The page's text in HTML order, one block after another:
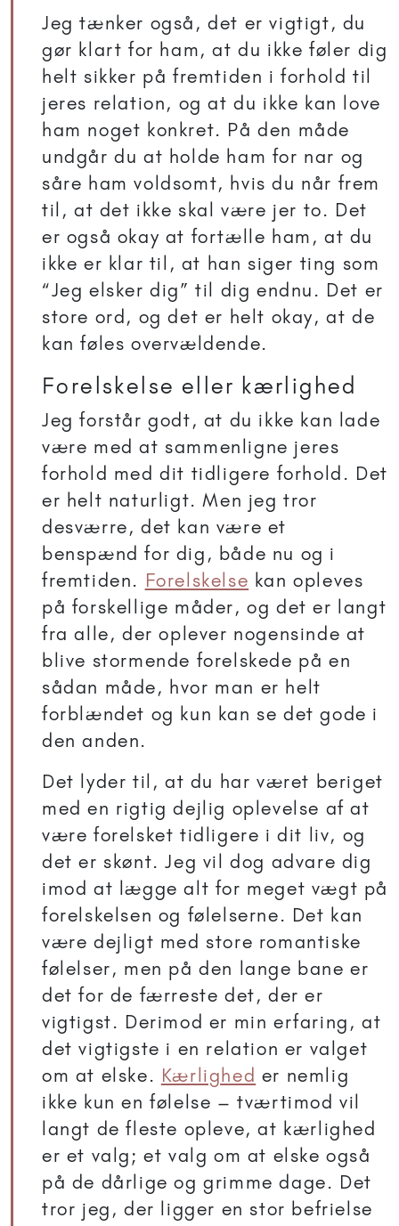
Jeg tænker også, det er vigtigt, du
gør klart for ham, at du ikke føler dig
helt sikker på fremtiden i forhold til
jeres relation, og at du ikke kan love
ham noget konkret. På den måde
undgår du at holde ham for nar og
såre ham voldsomt, hvis du når frem
til, at det ikke skal være jer to. Det
er også okay at fortælle ham, at du
ikke er klar til, at han siger ting som
“Jeg elsker dig” til dig endnu. Det er
store ord, og det er helt okay, at de
kan føles overvældende.
Forelskelse eller kærlighed
Jeg forstår godt, at du ikke kan lade
være med at sammenligne jeres
forhold med dit tidligere forhold. Det
er helt naturligt. Men jeg tror
desværre, det kan være et
benspænd for dig, både nu og i
fremtiden. Forelskelse kan opleves
på forskellige måder, og det er langt
fra alle, der oplever nogensinde at
blive stormende forelskede på en
sådan måde, hvor man er helt
forblændet og kun kan se det gode i
den anden.
Det lyder til, at du har været beriget
med en rigtig dejlig oplevelse af at
være forelsket tidligere i dit liv, og
det er skønt. Jeg vil dog advare dig
imod at lægge alt for meget vægt på
forelskelsen og følelserne. Det kan
være dejligt med store romantiske
følelser, men på den lange bane er
det for de færreste det, der er
vigtigst. Derimod er min erfaring, at
det vigtigste i en relation er valget
om at elske. Kærlighed er nemlig
ikke kun en følelse – tværtimod vil
langt de fleste opleve, at kærlighed
er et valg; et valg om at elske også
på de dårlige og grimme dage. Det
tror jeg, der ligger en stor befrielse